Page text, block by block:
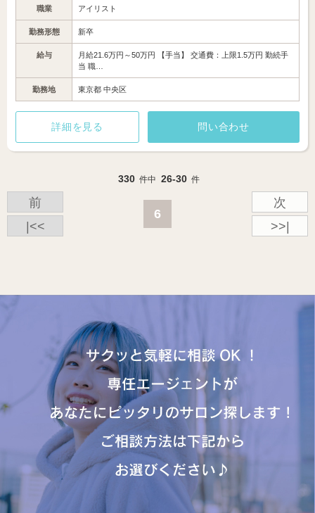
職業 アイリスト
勤務形態 新卒
給与
月給21.6万円～50万円 【手当】 交通費：上限1.5万円 勤続手
当 職…
勤務地 東京都 中央区
詳細を見る 問い合わせ
330 件中 26-30 件
|<<
前
6
次
>>|